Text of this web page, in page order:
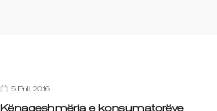
5 Prill, 2016
Kënaqeshmëria e konsumatorëve